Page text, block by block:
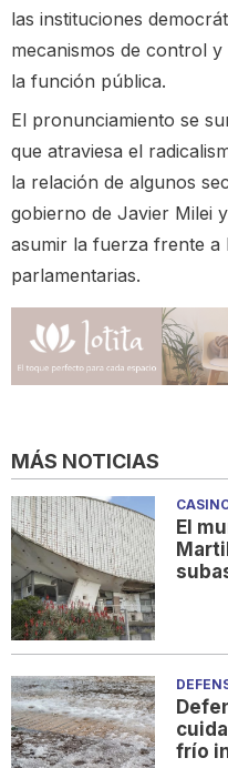
las instituciones
mecanismos de control
la función pública.
El pronunciamiento se
que atraviesa el
la relación de algunos
gobierno de Javier Milei
asumir la fuerza frente a
parlamentarias.
MÁS NOTICIAS
El
frío